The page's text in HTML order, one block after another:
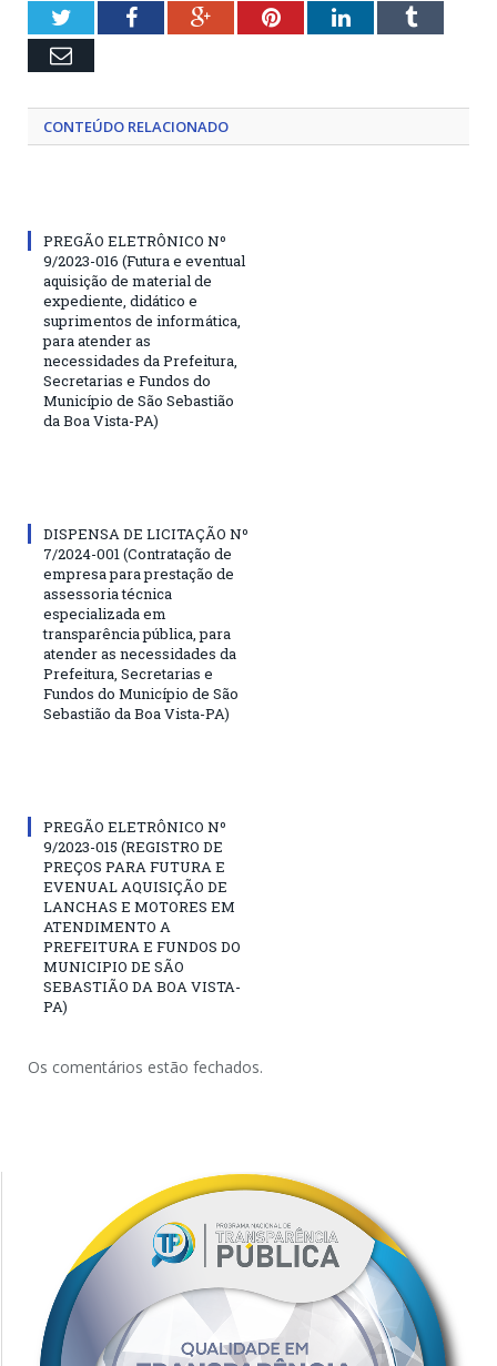
TwitterFacebookGoogle+PinterestLinkedInTumblr
Email
CONTEÚDO RELACIONADO
PREGÃO ELETRÔNICO Nº
9/2023-016 (Futura e eventual
aquisição de material de
expediente, didático e
suprimentos de informática,
para atender as
necessidades da Prefeitura,
Secretarias e Fundos do
Município de São Sebastião
da Boa Vista-PA)
DISPENSA DE LICITAÇÃO Nº
7/2024-001 (Contratação de
empresa para prestação de
assessoria técnica
especializada em
transparência pública, para
atender as necessidades da
Prefeitura, Secretarias e
Fundos do Município de São
Sebastião da Boa Vista-PA)
PREGÃO ELETRÔNICO Nº
9/2023-015 (REGISTRO DE
PREÇOS PARA FUTURA E
EVENUAL AQUISIÇÃO DE
LANCHAS E MOTORES EM
ATENDIMENTO A
PREFEITURA E FUNDOS DO
MUNICIPIO DE SÃO
SEBASTIÃO DA BOA VISTA-
PA)
Os comentários estão fechados.